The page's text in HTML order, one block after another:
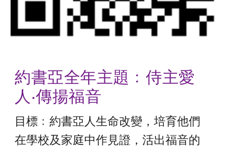
約書亞全年主題﹕侍主愛
人‧傳揚福音
目標﹕約書亞人生命改變，培育他們
在學校及家庭中作見證，活出福音的